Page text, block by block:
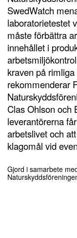
SwedWatch
laboratorietestet
måste förbättra
innehållet i
kraven på
rekommenderar
Clas Ohlson och
leverantörerna
arbetslivet och
klagomål vid
Gjord i samarbete